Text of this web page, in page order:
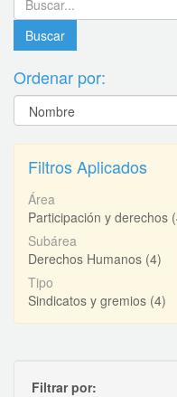
Ordenar por:
Filtros Aplicados
Área
Participación y derechos
Subárea
Derechos Humanos (4)
Tipo
Sindicatos y gremios (4)
Filtrar por: